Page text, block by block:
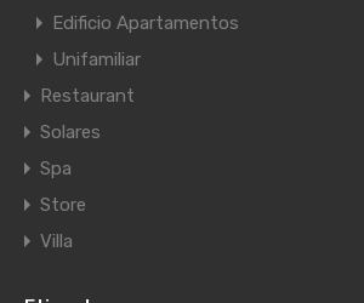
Edificio Apartamentos
Unifamiliar
Restaurant
Solares
Spa
Store
Villa